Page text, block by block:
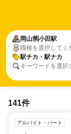
岡山県小田駅
職種を選択してく
駅チカ・駅ナカ
キーワードを選択
141件
アルバイト・パート